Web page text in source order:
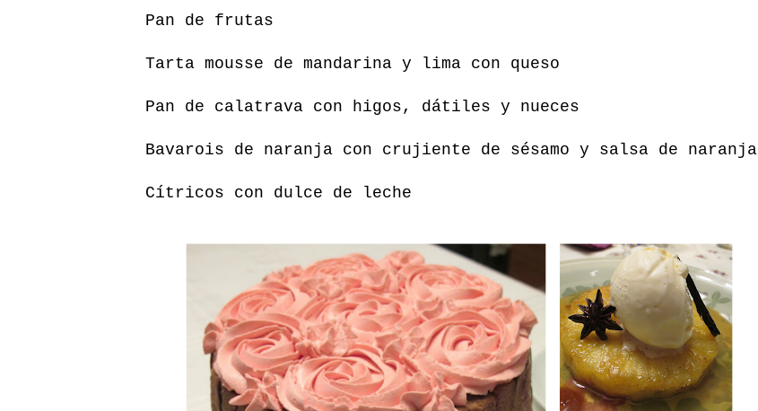
Pan de frutas
Tarta mousse de mandarina y lima con queso
Pan de calatrava con higos, dátiles y nueces
Bavarois de naranja con crujiente de sésamo y salsa de naranja
Cítricos con dulce de leche